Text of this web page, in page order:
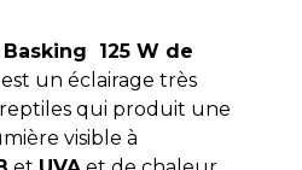
Basking 125 W de
un éclairage très
qui produit une
visible à